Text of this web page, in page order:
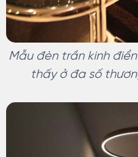
Mẫu đèn trần kinh
thấy ở đa số